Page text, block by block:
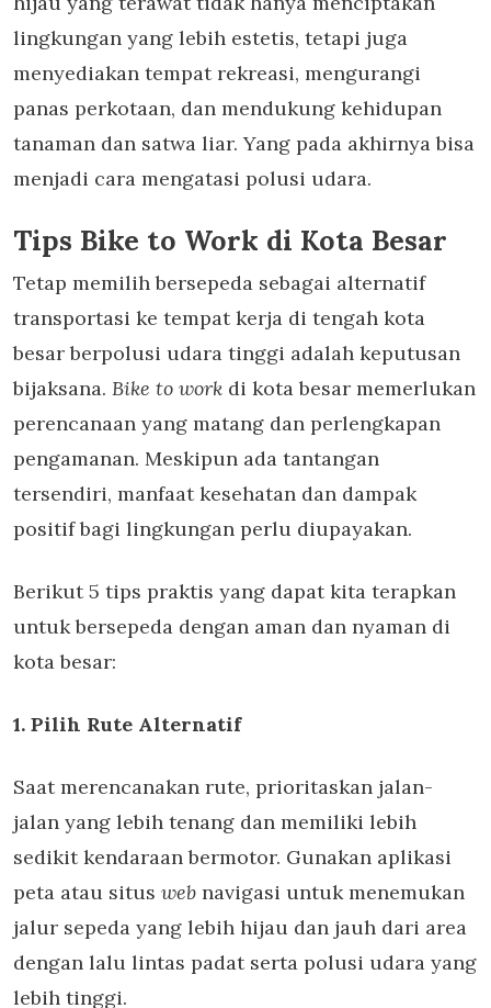
lingkungan yang lebih estetis, tetapi juga
menyediakan tempat rekreasi, mengurangi
panas perkotaan, dan mendukung kehidupan
tanaman dan satwa liar. Yang pada akhirnya bisa
menjadi cara mengatasi polusi udara.
Tips Bike to Work di Kota Besar
Tetap memilih bersepeda sebagai alternatif
transportasi ke tempat kerja di tengah kota
besar berpolusi udara tinggi adalah keputusan
bijaksana. Bike to work di kota besar memerlukan
perencanaan yang matang dan perlengkapan
pengamanan. Meskipun ada tantangan
tersendiri, manfaat kesehatan dan dampak
positif bagi lingkungan perlu diupayakan.
Berikut 5 tips praktis yang dapat kita terapkan
untuk bersepeda dengan aman dan nyaman di
kota besar:
1. Pilih Rute Alternatif
Saat merencanakan rute, prioritaskan jalan-
jalan yang lebih tenang dan memiliki lebih
sedikit kendaraan bermotor. Gunakan aplikasi
peta atau situs web navigasi untuk menemukan
jalur sepeda yang lebih hijau dan jauh dari area
dengan lalu lintas padat serta polusi udara yang
lebih tinggi.